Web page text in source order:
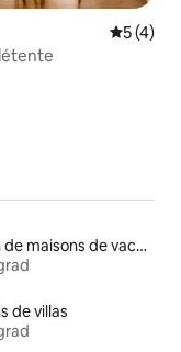
5 (4)
Location de maisons de vacances
de villas